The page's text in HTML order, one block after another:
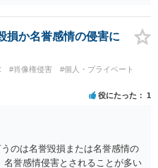
損か名誉感情の侵害に
#肖像権侵害
#個人・プライベート
役にたった 1
のは名誉毀損または名誉感情の
誉感情侵害とされることが多い